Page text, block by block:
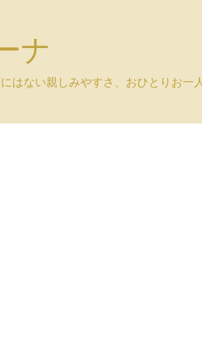
ナ
ない親しみやすさ、おひとりお